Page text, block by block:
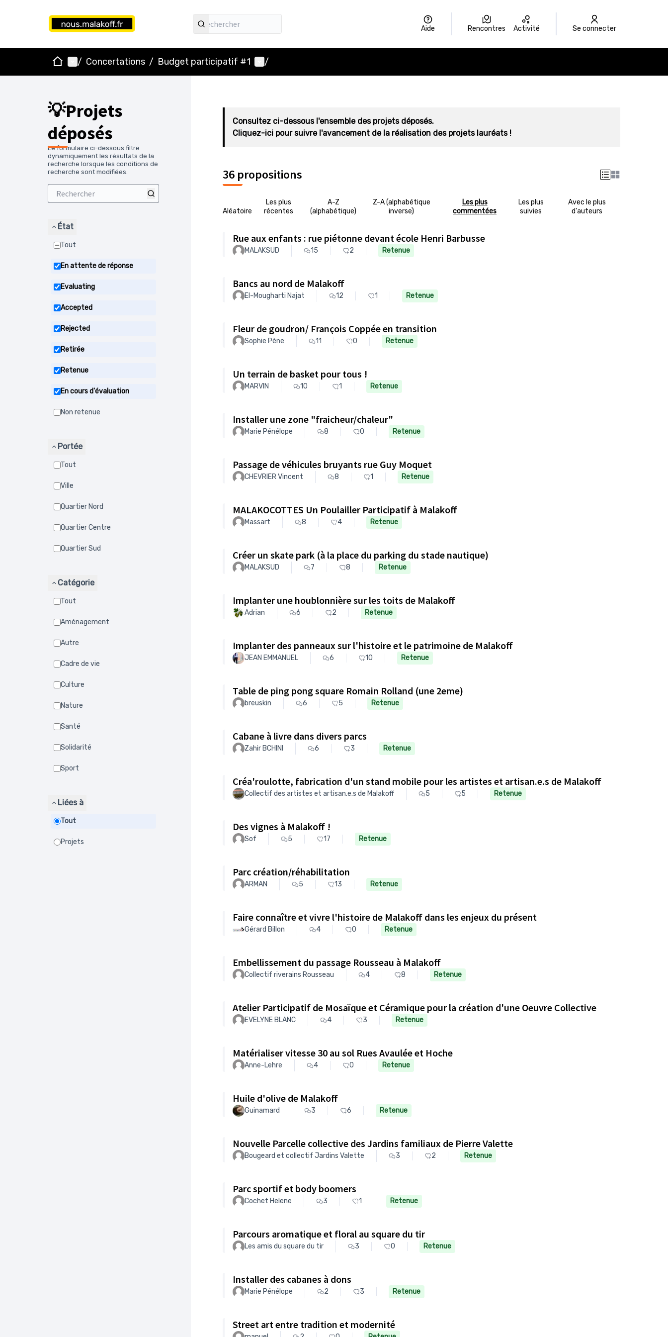
Aide Rencontres Activité Se connecter
AccueilMenu principal
/ Concertations / Budget participatif #1 Menu utilisateur
/
💡Projets
déposés
Le formulaire ci-dessous filtre
dynamiquement les résultats de la
recherche lorsque les conditions de
recherche sont modifiées.
État
Tout
En attente de réponse
Evaluating
Accepted
Rejected
Retirée
Retenue
En cours d'évaluation
Non retenue
Portée
Tout
Ville
Quartier Nord
Quartier Centre
Quartier Sud
Catégorie
Tout
Aménagement
Autre
Cadre de vie
Culture
Nature
Santé
Solidarité
Sport
Liées à
Tout
Projets
Consultez ci-dessous l'ensemble des projets déposés.
Cliquez-ici pour suivre l'avancement de la réalisation des projets lauréats !
36 propositions
Aléatoire
Les plus
récentes
A-Z
(alphabétique)
Z-A (alphabétique
inverse)
Les plus
commentées
Les plus
suivies
Avec le plus
d'auteurs
Rue aux enfants : rue piétonne devant école Henri Barbusse
MALAKSUD 15 2 Retenue
Bancs au nord de Malakoff
El-Mougharti Najat 12 1 Retenue
Fleur de goudron/ François Coppée en transition
Sophie Pène 11 0 Retenue
Un terrain de basket pour tous !
MARVIN 10 1 Retenue
Installer une zone "fraicheur/chaleur"
Marie Pénélope 8 0 Retenue
Passage de véhicules bruyants rue Guy Moquet
CHEVRIER Vincent 8 1 Retenue
MALAKOCOTTES Un Poulailler Participatif à Malakoff
Massart 8 4 Retenue
Créer un skate park (à la place du parking du stade nautique)
MALAKSUD 7 8 Retenue
Implanter une houblonnière sur les toits de Malakoff
Adrian 6 2 Retenue
Implanter des panneaux sur l'histoire et le patrimoine de Malakoff
JEAN EMMANUEL 6 10 Retenue
Table de ping pong square Romain Rolland (une 2eme)
breuskin 6 5 Retenue
Cabane à livre dans divers parcs
Zahir BCHINI 6 3 Retenue
Créa'roulotte, fabrication d'un stand mobile pour les artistes et artisan.e.s de Malakoff
Collectif des artistes et artisan.e.s de Malakoff 5 5 Retenue
Des vignes à Malakoff !
Sof 5 17 Retenue
Parc création/réhabilitation
ARMAN 5 13 Retenue
Faire connaître et vivre l'histoire de Malakoff dans les enjeux du présent
Gérard Billon 4 0 Retenue
Embellissement du passage Rousseau à Malakoff
Collectif riverains Rousseau 4 8 Retenue
Atelier Participatif de Mosaïque et Céramique pour la création d'une Oeuvre Collective
EVELYNE BLANC 4 3 Retenue
Matérialiser vitesse 30 au sol Rues Avaulée et Hoche
Anne-Lehre 4 0 Retenue
Huile d'olive de Malakoff
Guinamard 3 6 Retenue
Nouvelle Parcelle collective des Jardins familiaux de Pierre Valette
Bougeard et collectif Jardins Valette 3 2 Retenue
Parc sportif et body boomers
Cochet Helene 3 1 Retenue
Parcours aromatique et floral au square du tir
Les amis du square du tir 3 0 Retenue
Installer des cabanes à dons
Marie Pénélope 2 3 Retenue
Street art entre tradition et modernité